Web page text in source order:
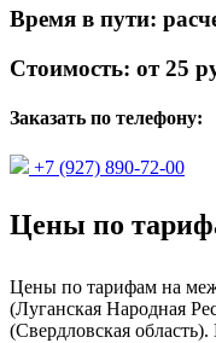
Время в пути:
Стоимость: от 25
Заказать по телефону:
+7 (927) 890-72-00
Цены по
Цены по тарифам на
(Луганская Народная
(Свердловская